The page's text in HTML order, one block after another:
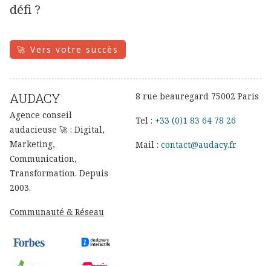
défi ?
🚀 Vers votre succès
AUDACY
Agence conseil
audacieuse 🚀 : Digital,
Marketing,
Communication,
Transformation. Depuis
2003.
Communauté & Réseau
8 rue beauregard 75002 Paris
Tel : +33 (0)1 83 64 78 26
Mail : contact@audacy.fr